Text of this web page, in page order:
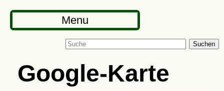
Menu
Suchen
Google-Karte